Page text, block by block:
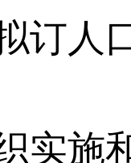
订
实施